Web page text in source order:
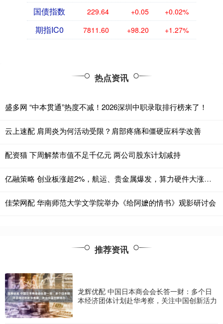
国债指数 229.64 +0.05 +0.02%
期指IC0 7811.60 +98.20 +1.27%
热点资讯
盛多网 “中本贯通”热度不减！2026深圳中职录取排行榜来了！
云上速配 肩周炎为何活动受限？肩部疼痛和僵硬应科学改善
配资猫 下周解禁市值不足千亿元 两公司股东计划减持
亿融策略 创业板涨超2%，航运、贵金属爆发，算力硬件大涨，恒指、恒科指双双涨超1%，智谱狂飙30%
佳荣网配 华南师范大学文学院举办《给阿嬷的情书》观影研讨会
推荐资讯
龙辉优配 中国日本商会会长答一财：多个日
本经济团体计划赴华考察，关注中国创新活力